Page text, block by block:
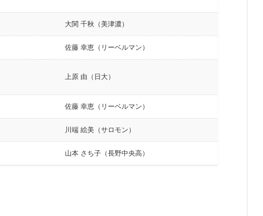
大関 千秋（美津濃）
佐藤 幸恵（リーベルマン）
上原 由（日大）
佐藤 幸恵（リーベルマン）
川端 絵美（サロモン）
山本 さち子（長野中央高）